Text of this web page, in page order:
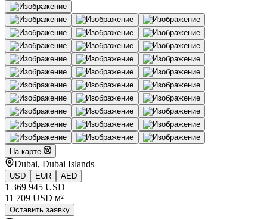
На карте
Dubai, Dubai Islands
USD EUR AED
1 369 945 USD
11 709 USD м²
Оставить заявку